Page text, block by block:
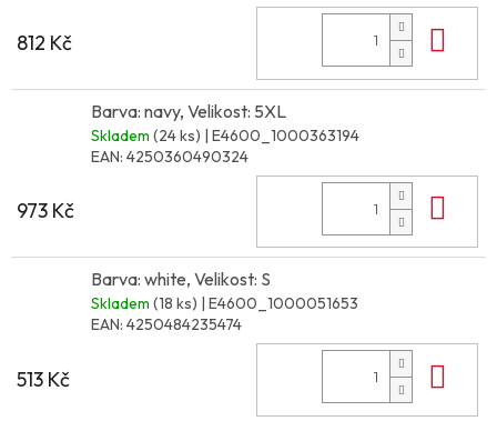
812 Kč
Barva: navy, Velikost: 5XL
Skladem (24 ks) | E4600_1000363194
EAN: 4250360490324
973 Kč
Barva: white, Velikost: S
Skladem (18 ks) | E4600_1000051653
EAN: 4250484235474
513 Kč